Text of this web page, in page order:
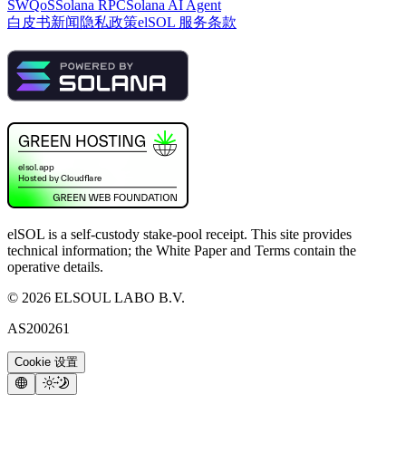
SWQoSSolana RPCSolana AI Agent
白皮书新闻 隐私政策elSOL 服务条款
elSOL is a self-custody stake-pool receipt. This site provides
technical information; the White Paper and Terms contain the
operative details.
© 2026 ELSOUL LABO B.V.
AS200261
Cookie 设置